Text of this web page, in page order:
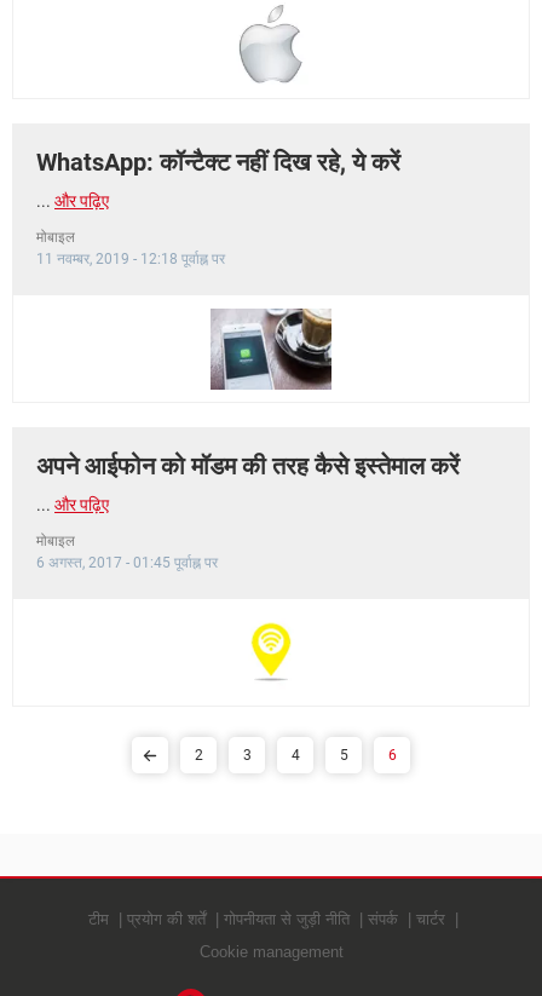
WhatsApp: कॉन्टैक्ट नहीं दिख रहे, ये करें
... और पढ़िए
मोबाइल
11 नवम्बर, 2019 - 12:18 पूर्वाह्न पर
अपने आईफोन को मॉडम की तरह कैसे इस्तेमाल करें
... और पढ़िए
मोबाइल
6 अगस्त, 2017 - 01:45 पूर्वाह्न पर
2 3 4 5 6
टीम प्रयोग की शर्तें गोपनीयता से जुड़ी नीति संपर्क
चार्टर
Cookie management